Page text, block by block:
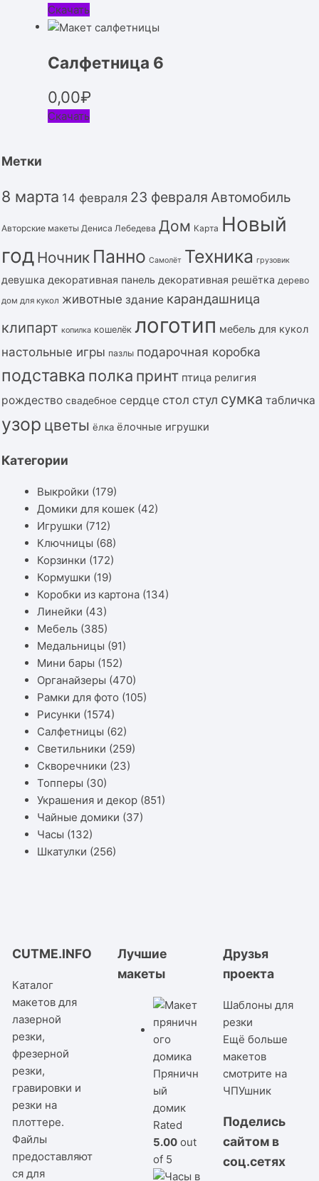
Скачать
Салфетница 6
0,00₽
Скачать
Метки
8 марта 14 февраля 23 февраля Автомобиль
Авторские макеты Дениса Лебедева Дом Карта Новый
год Ночник Панно Самолёт Техника грузовик
девушка декоративная панель декоративная решётка дерево
дом для кукол животные здание карандашница
клипарт копилка кошелёк логотип мебель для кукол
настольные игры пазлы подарочная коробка
подставка полка принт птица религия
рождество свадебное сердце стол стул сумка табличка
узор цветы ёлка ёлочные игрушки
Категории
Выкройки (179)
Домики для кошек (42)
Игрушки (712)
Ключницы (68)
Корзинки (172)
Кормушки (19)
Коробки из картона (134)
Линейки (43)
Мебель (385)
Медальницы (91)
Мини бары (152)
Органайзеры (470)
Рамки для фото (105)
Рисунки (1574)
Салфетницы (62)
Светильники (259)
Скворечники (23)
Топперы (30)
Украшения и декор (851)
Чайные домики (37)
Часы (132)
Шкатулки (256)
CUTME.INFO
Каталог
макетов для
лазерной
резки,
фрезерной
резки,
гравировки и
резки на
плоттере.
Файлы
предоставляют
ся для
Лучшие
макеты
Пряничн
ый
домик
Rated
5.00 out
of 5
Друзья
проекта
Шаблоны для
резки
Ещё больше
макетов
смотрите на
ЧПУшник
Поделись
сайтом в
соц.сетях